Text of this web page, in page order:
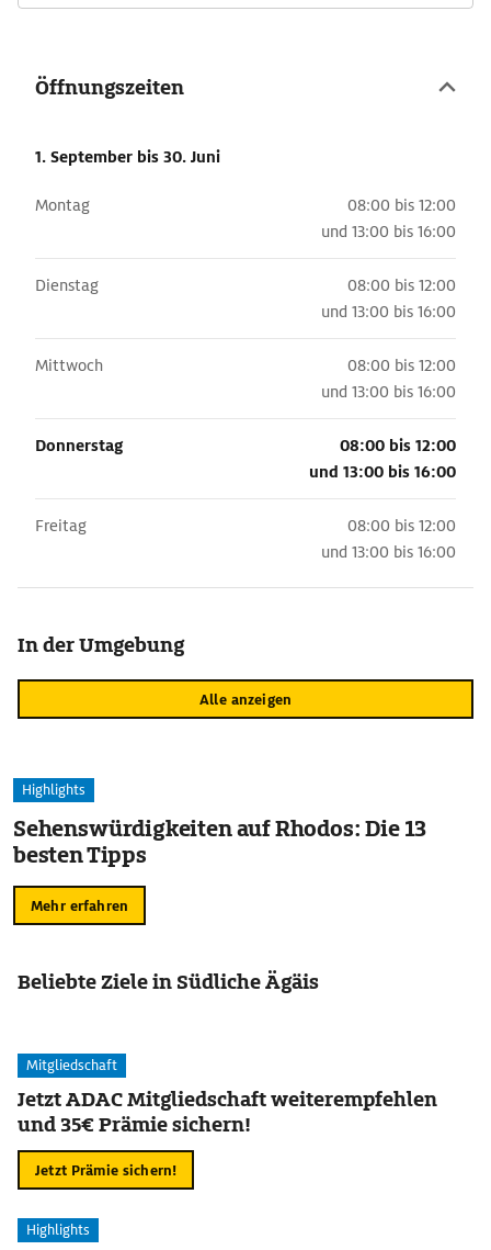
Öffnungszeiten
1. September bis 30. Juni
Montag
08:00 bis 12:00
und 13:00 bis 16:00
Dienstag
08:00 bis 12:00
und 13:00 bis 16:00
Mittwoch
08:00 bis 12:00
und 13:00 bis 16:00
Donnerstag
08:00 bis 12:00
und 13:00 bis 16:00
Freitag
08:00 bis 12:00
und 13:00 bis 16:00
In der Umgebung
Alle anzeigen
Highlights
Sehenswürdigkeiten auf Rhodos: Die 13
besten Tipps
Mehr erfahren
Beliebte Ziele in Südliche Ägäis
Mitgliedschaft
Jetzt ADAC Mitgliedschaft weiterempfehlen
und 35€ Prämie sichern!
Jetzt Prämie sichern!
Highlights